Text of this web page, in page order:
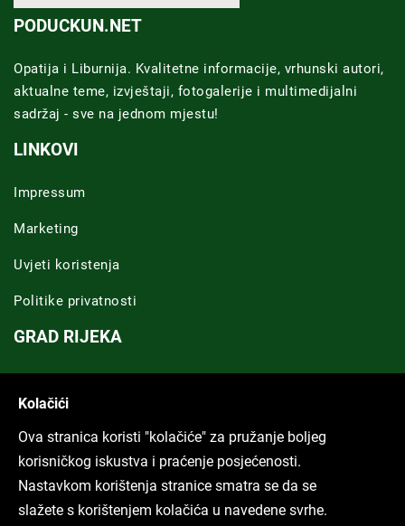
PODUCKUN.NET
Opatija i Liburnija. Kvalitetne informacije, vrhunski autori,
aktualne teme, izvještaji, fotogalerije i multimedijalni
sadržaj - sve na jednom mjestu!
LINKOVI
Impressum
Marketing
Uvjeti koristenja
Politike privatnosti
GRAD RIJEKA
ARHIVA TEKSTOVA
Svi tekstovi
Kolačići
Ova stranica koristi "kolačiće" za pružanje boljeg
korisničkog iskustva i praćenje posjećenosti.
Nastavkom korištenja stranice smatra se da se
slažete s korištenjem kolačića u navedene svrhe.